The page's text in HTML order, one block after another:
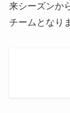
来シーズンか
チームとなり